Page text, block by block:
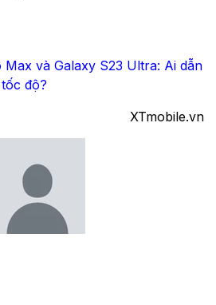
Max và Galaxy S23 Ultra: Ai dẫn
độ?
​XTmobile.vn